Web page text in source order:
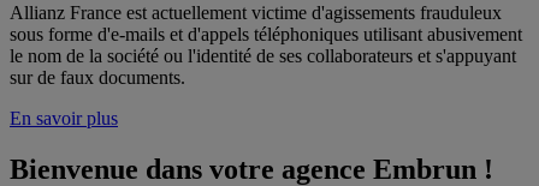
Allianz France est actuellement victime d'agissements frauduleux
sous forme d'e-mails et d'appels téléphoniques utilisant abusivement
le nom de la société ou l'identité de ses collaborateurs et s'appuyant
sur de faux documents.
En savoir plus
Bienvenue dans votre agence Embrun !